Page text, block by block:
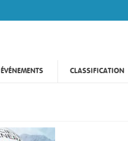
ÉVÉNEMENTS CLASSIFICATION